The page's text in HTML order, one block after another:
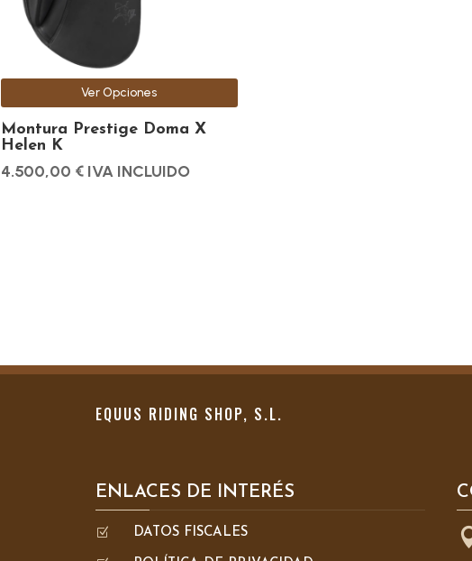
Montura Prestige Doma X
Helen K
4.500,00 € IVA INCLUIDO
Ver Opciones
pueden
en
la
página
de
producto
EQUUS RIDING SHOP, S.L.
ENLACES DE INTERÉS
Z DATOS FISCALES